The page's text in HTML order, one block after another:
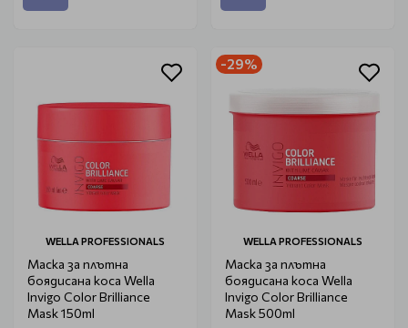
WELLA PROFESSIONALS
Маска за плътна
боядисана коса Wella
Invigo Color Brilliance
Mask 150ml
-29%
WELLA PROFESSIONALS
Маска за плътна
боядисана коса Wella
Invigo Color Brilliance
Mask 500ml